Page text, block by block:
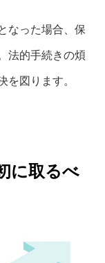
なった場合、保
法的手続きの煩
を図ります。
に取るべ